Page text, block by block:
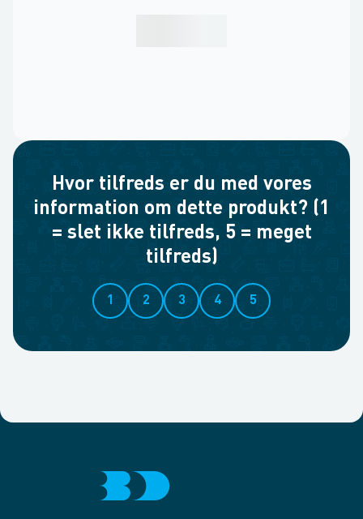
Hvor tilfreds er du med vores
information om dette produkt? (1
= slet ikke tilfreds, 5 = meget
tilfreds)
1 2 3 4 5